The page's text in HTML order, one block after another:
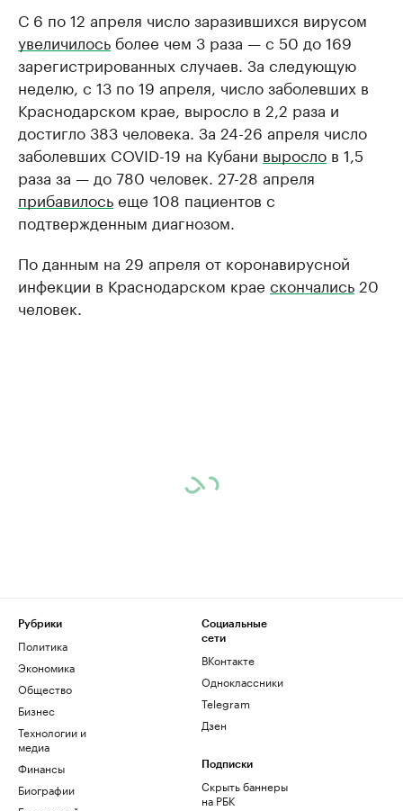
С 6 по 12 апреля число заразившихся вирусом
увеличилось более чем 3 раза — с 50 до 169
зарегистрированных случаев. За следующую
неделю, с 13 по 19 апреля, число заболевших в
Краснодарском крае, выросло в 2,2 раза и
достигло 383 человека. За 24-26 апреля число
заболевших COVID-19 на Кубани выросло в 1,5
раза за — до 780 человек. 27-28 апреля
прибавилосьеще 108 пациентов с
подтвержденным диагнозом.
По данным на 29 апреля от коронавирусной
инфекции в Краснодарском крае скончались 20
человек.
Рубрики
Политика
Экономика
Общество
Бизнес
Технологии и
медиа
Финансы
Биографии
Социальные
сети
ВКонтакте
Одноклассники
Telegram
Дзен
Подписки
Скрыть баннеры
на РБК